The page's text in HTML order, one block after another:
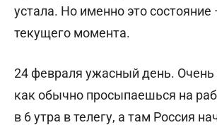
устала. Но именно это состояние
текущего момента.
24 февраля ужасный день.
как обычно просыпаешься на
в 6 утра в телегу, а там Россия